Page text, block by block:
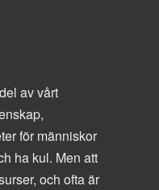
av vårt
för människor
ha kul. Men att
och ofta är